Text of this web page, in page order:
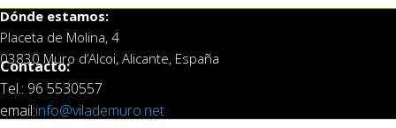
Dónde estamos:
Placeta de Molina, 4
03830 Muro d’Alcoi, Alicante, España
Contacto:
Tel.: 96 5530557
email:info@vilademuro.net